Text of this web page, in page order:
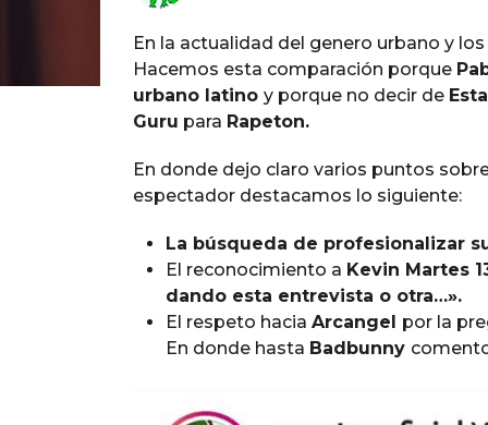
a
g
o
7
ñ
o
o
s
a
g
En la actualidad del genero urbano y
Hacemos esta comparación porque
urbano latino y porque no decir de
Guru para Rapeton.
En donde dejo claro varios puntos
espectador destacamos lo siguiente:
La búsqueda de profesionalizar
El reconocimiento a Kevin Martes
dando esta entrevista o otra…».
El respeto hacia Arcangel por la
En donde hasta Badbunny